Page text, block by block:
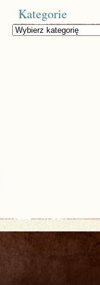
Kategorie
Kategorie